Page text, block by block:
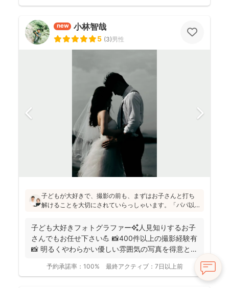
new 小林智哉
5 (3)男性
子どもが大好きで、撮影の前も、まずはお子さんと打ち
解けることを大切にされていらっしゃいます。「パパ以
た！」というお声も！明るく優しい雰囲気の仕上がりの
写真をお求めの方にはぜひおすすめです♪
子ども大好きフォトグラファー✨人見知りするお子
さんでもお任せ下さい💪 📸400件以上の撮影経験有
📸 明るくやわらかい優しい雰囲気の写真を得意とし
予約承諾率： 100% 最終アクティブ： 7日以上前